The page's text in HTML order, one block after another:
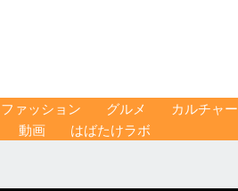
ファッション グルメ カルチャー
動画 はばたけラボ